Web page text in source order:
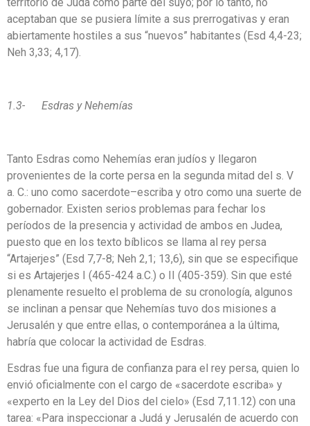
aceptaban que se pusiera límite a sus prerrogativas y eran
abiertamente hostiles a sus “nuevos” habitantes (Esd 4,4-23;
Neh 3,33; 4,17).
1.3- Esdras y Nehemías
Tanto Esdras como Nehemías eran judíos y llegaron
provenientes de la corte persa en la segunda mitad del s. V
a. C.: uno como sacerdote–escriba y otro como una suerte de
gobernador. Existen serios problemas para fechar los
períodos de la presencia y actividad de ambos en Judea,
puesto que en los texto bíblicos se llama al rey persa
“Artajerjes” (Esd 7,7-8; Neh 2,1; 13,6), sin que se especifique
si es Artajerjes I (465-424 a.C.) o II (405-359). Sin que esté
plenamente resuelto el problema de su cronología, algunos
se inclinan a pensar que Nehemías tuvo dos misiones a
Jerusalén y que entre ellas, o contemporánea a la última,
habría que colocar la actividad de Esdras.
Esdras fue una figura de confianza para el rey persa, quien lo
envió oficialmente con el cargo de «sacerdote escriba» y
«experto en la Ley del Dios del cielo» (Esd 7,11.12) con una
tarea: «Para inspeccionar a Judá y Jerusalén de acuerdo con